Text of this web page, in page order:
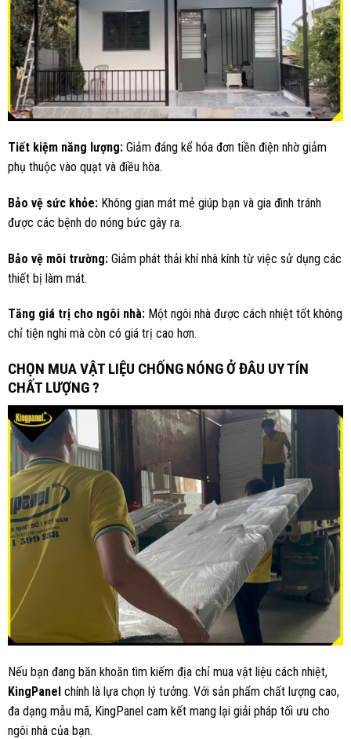
Tiết kiệm năng lượng: Giảm đáng kể hóa đơn tiền điện nhờ giảm
phụ thuộc vào quạt và điều hòa.
Bảo vệ sức khỏe: Không gian mát mẻ giúp bạn và gia đình tránh
được các bệnh do nóng bức gây ra.
Bảo vệ môi trường: Giảm phát thải khí nhà kính từ việc sử dụng các
thiết bị làm mát.
Tăng giá trị cho ngôi nhà: Một ngôi nhà được cách nhiệt tốt không
chỉ tiện nghi mà còn có giá trị cao hơn.
CHỌN MUA VẬT LIỆU CHỐNG NÓNG Ở ĐÂU UY TÍN
CHẤT LƯỢNG ?
Nếu bạn đang băn khoăn tìm kiếm địa chỉ mua vật liệu cách nhiệt,
KingPanel chính là lựa chọn lý tưởng. Với sản phẩm chất lượng cao,
đa dạng mẫu mã, KingPanel cam kết mang lại giải pháp tối ưu cho
ngôi nhà của bạn.